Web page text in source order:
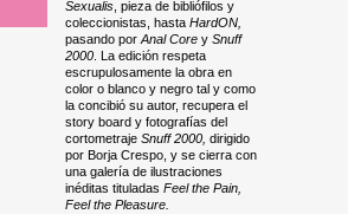
Sexualis , pieza de bibliófilos y
coleccionistas, hasta HardON,
pasando por Anal Core y Snuff
2000 . La edición respeta
escrupulosamente la obra en
color o blanco y negro tal y como
la concibió su autor, recupera el
story board y fotografías del
cortometraje Snuff 2000, dirigido
por Borja Crespo, y se cierra con
una galería de ilustraciones
inéditas tituladas Feel the Pain,
Feel the Pleasure.